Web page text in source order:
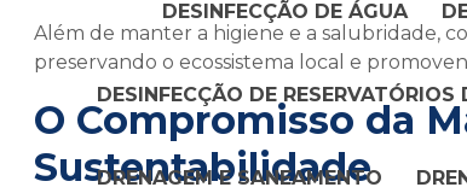
DESINFECÇÃO DE ÁGUA
DESINFECÇÃO DE RESERVATÓRIOS
DRENAGEM E SANEAMENTO
Além de manter a higiene e a salubridade,
preservando o ecossistema local e
O Compromisso da
Sustentabilidade